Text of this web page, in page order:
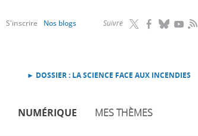
Suivre RSS
S'inscrire Nos blogs
► DOSSIER : LA SCIENCE FACE AUX INCENDIES
NUMÉRIQUE MES THÈMES